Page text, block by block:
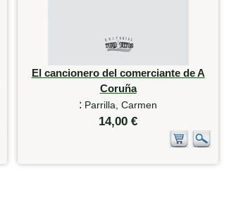
El cancionero del comerciante de A
Coruña
: Parrilla, Carmen
14,00 €